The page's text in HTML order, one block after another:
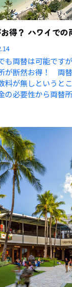
得？ ハワイでの
も両替は可能です
が断然お得！ 両
料が無しという
の必要性から両替